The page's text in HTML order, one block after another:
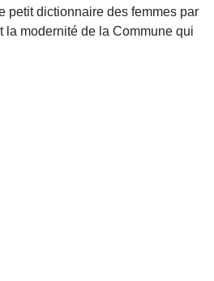
petit dictionnaire des femmes par
la modernité de la Commune qui